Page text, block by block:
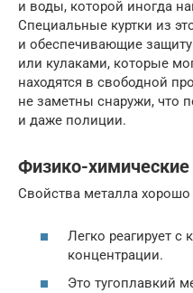
и воды, которой иногда
Специальные куртки из
и обеспечивающие
или кулаками, которые
находятся в свободной
не заметны снаружи, что
и даже полиции.
Физико-химические
Свойства металла
Легко реагирует
концентрации.
Это тугоплавкий